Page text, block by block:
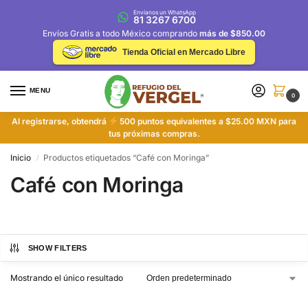
Envíanos un WhatsApp
81 3267 6700
Envíos Gratis a todo México comprando más de $850.00
Tienda Oficial en Mercado Libre
MENU
0
Al registrarse, obtendrá
500 puntos equivalentes a $25.00 MXN para
tus próximas compras.
Inicio / Productos etiquetados “Café con Moringa”
Café con Moringa
SHOW FILTERS
Mostrando el único resultado